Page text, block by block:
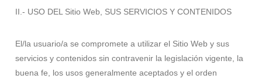
II.- USO DEL Sitio Web, SUS SERVICIOS Y CONTENIDOS
El/la usuario/a se compromete a utilizar el Sitio Web y sus
servicios y contenidos sin contravenir la legislación vigente, la
buena fe, los usos generalmente aceptados y el orden